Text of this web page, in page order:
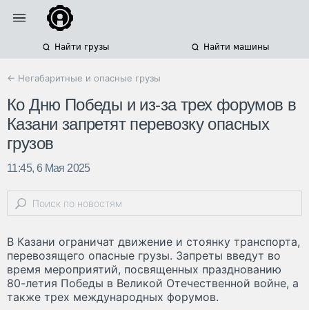
Найти грузы Найти машины
← Негабаритные и опасные грузы
Ко Дню Победы и из-за трех форумов в
Казани запретят перевозку опасных
грузов
11:45, 6 Мая 2025
В Казани ограничат движение и стоянку транспорта,
перевозящего опасные грузы. Запреты введут во
время мероприятий, посвященных празднованию
80-летия Победы в Великой Отечественной войне, а
также трех международных форумов.